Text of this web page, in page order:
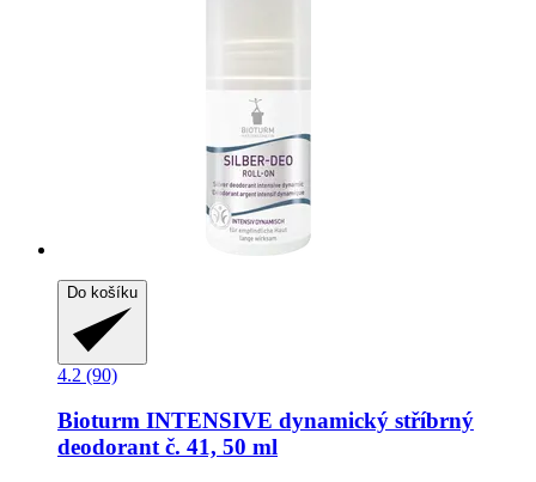
Do košíku
4.2 (90)
Bioturm INTENSIVE dynamický stříbrný
deodorant č. 41, 50 ml